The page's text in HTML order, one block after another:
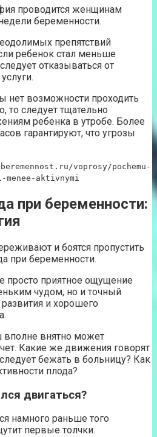
проводится женщинам
беременности.
препятствий
ребенок стал меньше
отказываться от
нет возможности проходить
то следует тщательно
ребенка в утробе. Более
гарантируют, что угрозы
voprosy/pochemu-
aktivnymi
при беременности:
и боятся пропустить
при беременности.
просто приятное ощущение
чудом, но и точный
и хорошего
внятно может
Какие же движения говорят
бежать в больницу? Как
плода?
двигаться?
намного раньше того
первые толчки.